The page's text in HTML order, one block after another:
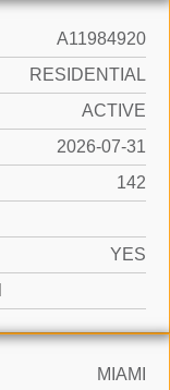
A11984920
RESIDENTIAL
ACTIVE
2026-07-31
142
YES
MIAMI